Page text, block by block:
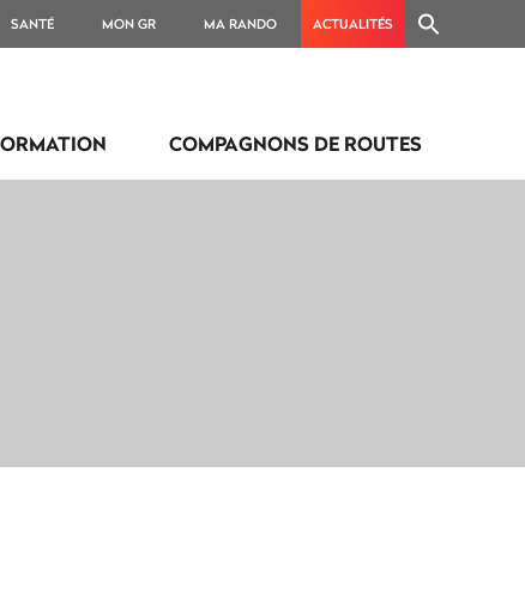
SANTÉ MON GR MA RANDO ACTUALITÉS
COMPAGNONS DE ROUTES